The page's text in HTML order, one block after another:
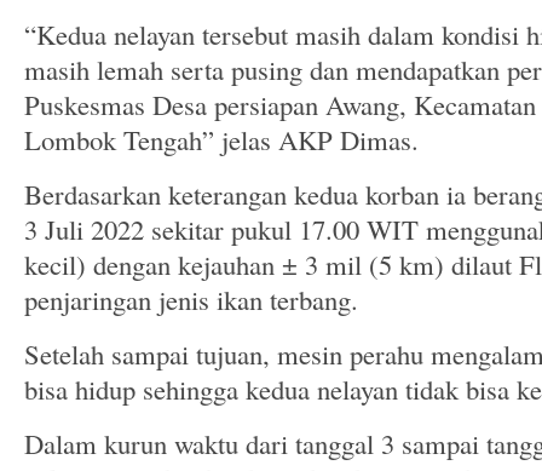
“Kedua nelayan tersebut masih dalam kondisi
masih lemah serta pusing dan mendapatkan
Puskesmas Desa persiapan Awang,
Lombok Tengah” jelas AKP Dimas.
Berdasarkan keterangan kedua korban ia
3 Juli 2022 sekitar pukul 17.00 WIT
kecil) dengan kejauhan ± 3 mil (5 km) dilaut
penjaringan jenis ikan terbang.
Setelah sampai tujuan, mesin perahu
bisa hidup sehingga kedua nelayan tidak bisa
Dalam kurun waktu dari tanggal 3 sampai